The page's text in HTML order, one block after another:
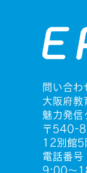
問い合わ
大阪府教
魅力発信
〒540-
12別館5
電話番
9:00〜